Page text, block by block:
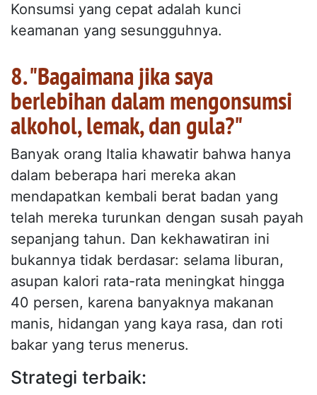
Konsumsi yang cepat adalah kunci
keamanan yang sesungguhnya.
8. "Bagaimana jika saya
berlebihan dalam mengonsumsi
alkohol, lemak, dan gula?"
Banyak orang Italia khawatir bahwa hanya
dalam beberapa hari mereka akan
mendapatkan kembali berat badan yang
telah mereka turunkan dengan susah payah
sepanjang tahun. Dan kekhawatiran ini
bukannya tidak berdasar: selama liburan,
asupan kalori rata-rata meningkat hingga
40 persen, karena banyaknya makanan
manis, hidangan yang kaya rasa, dan roti
bakar yang terus menerus.
Strategi terbaik: